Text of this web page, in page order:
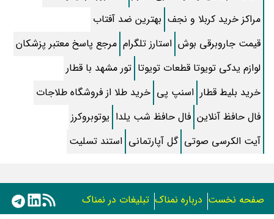
جواب کامل اسم فامیل با “س”
ماه قرمز نشانه آخر دنیا در آسمان ظاهر شد !
جملات زیبا برای بهترین پدر دنیا
معجزات سوره توحید در برآورده شدن سریع حاجت
سریال نگین ارباب از چه شبکه ای پخش میشود؟ + تکرار و بازیگران
تقلب اسم فامیل سخت با حرف “چ”
بازیگران سریال رویای نیمه شب کنار همسر و خانواده شان+ عکسهای
شخصی جذاب
مراکز خرید کربلا و نجف بهترین ضد آفتاب
قیمت جاروبرقی بوش استارز تلگرام مرجع پاسخ معتبر پزشکان
لوازم یدکی تویوتا قطعات تویوتا تور مشهد با قطار
خرید بلیط قطار اسنپ پی خرید طلا از فروشگاه طلاجات
فال حافظ آنلاین فال حافظ شب یلدا یوتوبروکرز
آیت الکرسی صوتی گل آپارتمانی استند تسلیت
صفحه نخست درباره نمناک تبلیغات در نمناک